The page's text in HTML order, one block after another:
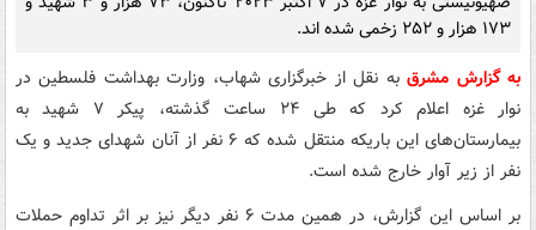
۱۷۳ هزار و ۲۵۲ زخمی شده اند.
به گزارش مشرقبه نقل از خبرگزاری شهاب، وزارت بهداشت فلسطین در
نوار غزه اعلام کرد که طی ۲۴ ساعت گذشته، پیکر ۷ شهید به
بیمارستان‌های این باریکه منتقل شده که ۶ نفر از آنان شهدای جدید و یک
نفر از زیر آوار خارج شده است.
بر اساس این گزارش، در همین مدت ۶ نفر دیگر نیز بر اثر تداوم حملات